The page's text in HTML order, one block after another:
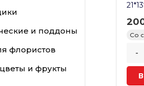
Со
-
и поддоны
флористов
и фрукты